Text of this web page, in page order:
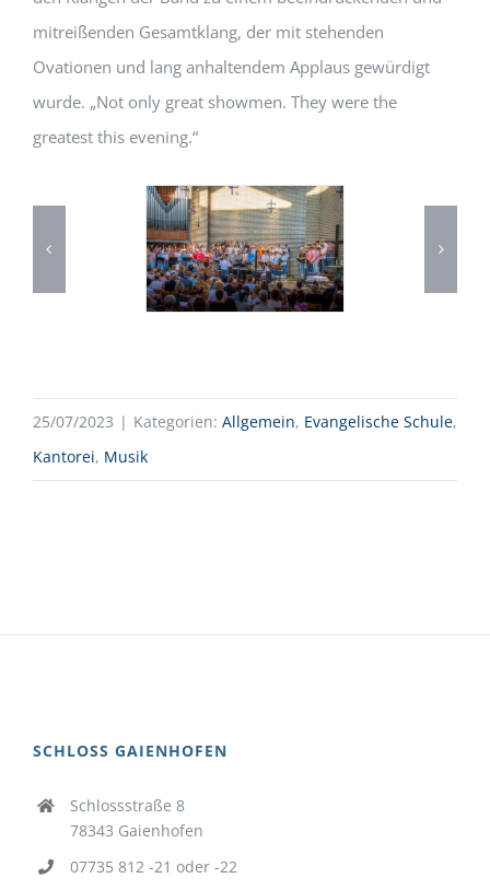
mitreißenden Gesamtklang, der mit stehenden
Ovationen und lang anhaltendem Applaus gewürdigt
wurde. „Not only great showmen. They were the
greatest this evening.“
25/07/2023 | Kategorien: Allgemein, Evangelische Schule,
Kantorei, Musik
SCHLOSS GAIENHOFEN
Schlossstraße 8
78343 Gaienhofen
07735 812 -21 oder -22